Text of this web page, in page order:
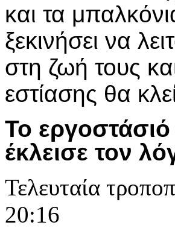
και τα
ξεκινήσει να
στη ζωή τους
εστίασης θα
Το
έκλεισε τον
Τελευταία
20:16